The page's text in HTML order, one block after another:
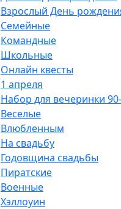
Взрослый День
Семейные
Командные
Школьные
Онлайн квесты
1 апреля
Набор для вечеринки
Веселые
Влюбленным
На свадьбу
Годовщина свадьбы
Пиратские
Военные
Хэллоуин